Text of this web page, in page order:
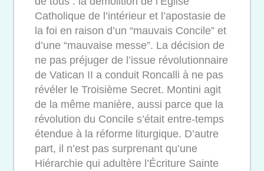
Catholique de l’intérieur et l’apostasie de
la foi en raison d’un “mauvais Concile” et
d’une “mauvaise messe”. La décision de
ne pas préjuger de l’issue révolutionnaire
de Vatican II a conduit Roncalli à ne pas
révéler le Troisième Secret. Montini agit
de la même manière, aussi parce que la
révolution du Concile s’était entre-temps
étendue à la réforme liturgique. D’autre
part, il n’est pas surprenant qu’une
Hiérarchie qui adultère l’Écriture Sainte